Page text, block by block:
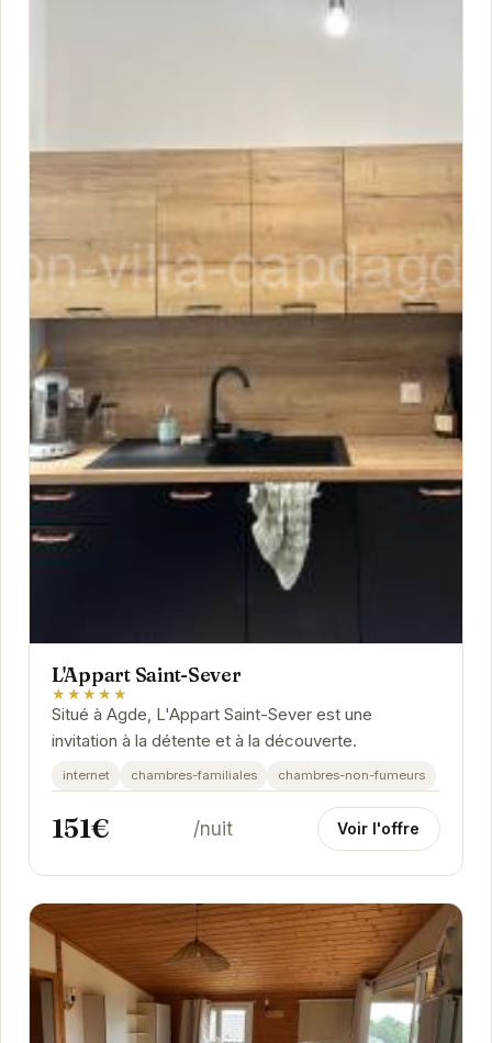
L'Appart Saint-Sever
★★★★★
Situé à Agde, L'Appart Saint-Sever est une
invitation à la détente et à la découverte.
internet chambres-familiales chambres-non-fumeurs
151€ /nuit Voir l'offre